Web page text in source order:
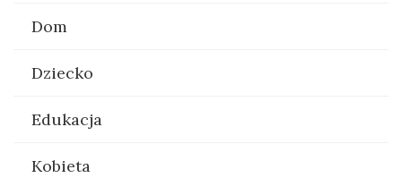
Dom
Dziecko
Edukacja
Kobieta